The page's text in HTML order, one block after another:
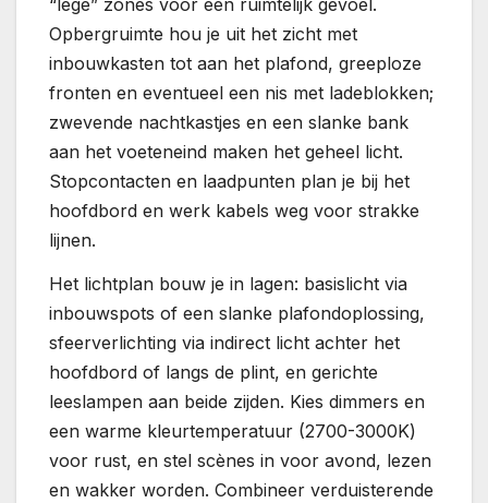
“lege” zones voor een ruimtelijk gevoel.
Opbergruimte hou je uit het zicht met
inbouwkasten tot aan het plafond, greeploze
fronten en eventueel een nis met ladeblokken;
zwevende nachtkastjes en een slanke bank
aan het voeteneind maken het geheel licht.
Stopcontacten en laadpunten plan je bij het
hoofdbord en werk kabels weg voor strakke
lijnen.
Het lichtplan bouw je in lagen: basislicht via
inbouwspots of een slanke plafondoplossing,
sfeerverlichting via indirect licht achter het
hoofdbord of langs de plint, en gerichte
leeslampen aan beide zijden. Kies dimmers en
een warme kleurtemperatuur (2700-3000K)
voor rust, en stel scènes in voor avond, lezen
en wakker worden. Combineer verduisterende